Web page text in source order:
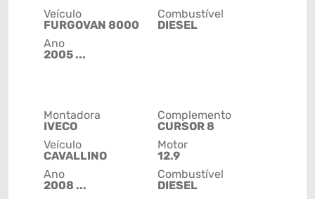
Veículo
FURGOVAN 8000
Ano
2005 ...
Combustível
DIESEL
Montadora
IVECO
Veículo
CAVALLINO
Ano
2008 ...
Complemento
CURSOR 8
Motor
12.9
Combustível
DIESEL